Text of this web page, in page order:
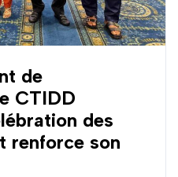
de
CTIDD
des
renforce son